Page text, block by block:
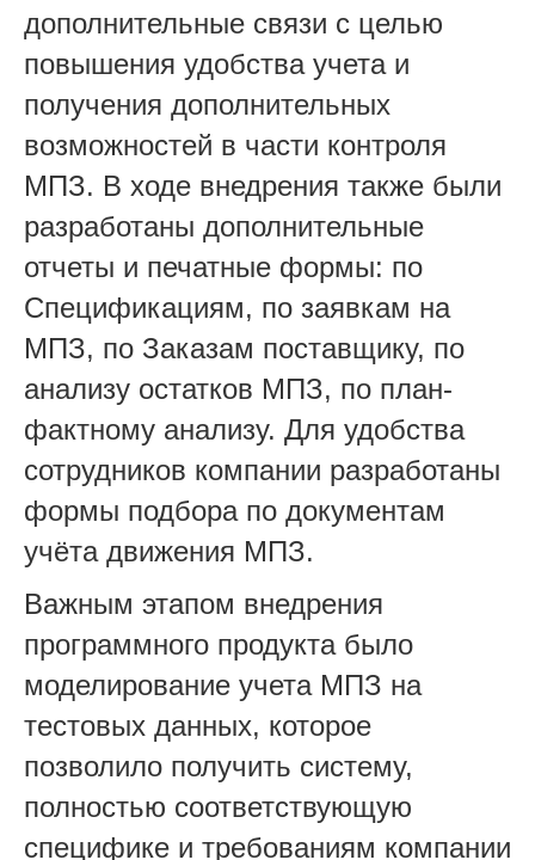
дополнительные связи с целью
повышения удобства учета и
получения дополнительных
возможностей в части контроля
МПЗ. В ходе внедрения также были
разработаны дополнительные
отчеты и печатные формы: по
Спецификациям, по заявкам на
МПЗ, по Заказам поставщику, по
анализу остатков МПЗ, по план-
фактному анализу. Для удобства
сотрудников компании разработаны
формы подбора по документам
учёта движения МПЗ.
Важным этапом внедрения
программного продукта было
моделирование учета МПЗ на
тестовых данных, которое
позволило получить систему,
полностью соответствующую
специфике и требованиям компании